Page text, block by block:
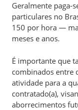
Geralmente paga-
particulares no
150 por hora —
meses e anos.
É importante que
combinados entre
atividade para a
contratado(a),
aborrecimentos